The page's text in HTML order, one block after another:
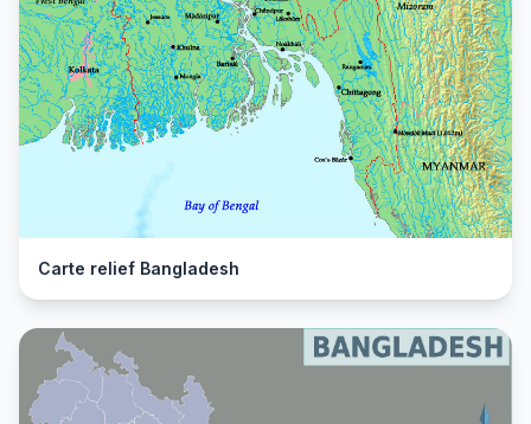
Carte relief Bangladesh